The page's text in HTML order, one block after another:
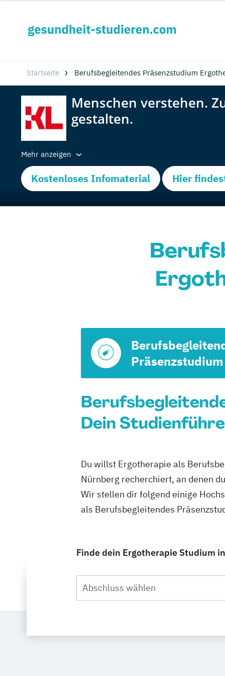
Startseite Berufsbegleitendes Präsenzstudium
Mehr anzeigen
Kostenloses Infomaterial Hier
Präsenzstudium
Dein
Du willst Ergotherapie als
Nürnberg recherchiert, an denen
Wir stellen dir folgend einige
als Berufsbegleitendes
Finde dein Ergotherapie Studium
Abschluss wählen